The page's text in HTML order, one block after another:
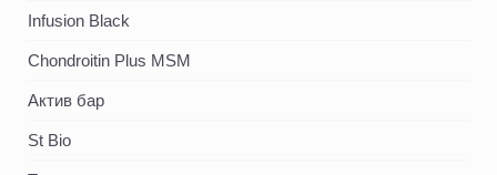
Infusion Black
Chondroitin Plus MSM
Актив бар
St Bio